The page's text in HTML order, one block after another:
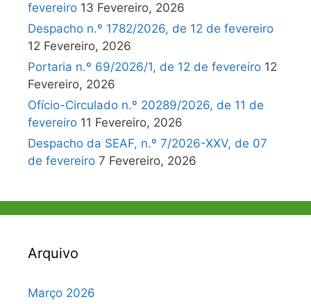
fevereiro 13 Fevereiro, 2026
Despacho n.º 1782/2026, de 12 de fevereiro
12 Fevereiro, 2026
Portaria n.º 69/2026/1, de 12 de fevereiro 12
Fevereiro, 2026
Ofício-Circulado n.º 20289/2026, de 11 de
fevereiro 11 Fevereiro, 2026
Despacho da SEAF, n.º 7/2026-XXV, de 07
de fevereiro 7 Fevereiro, 2026
Arquivo
Março 2026